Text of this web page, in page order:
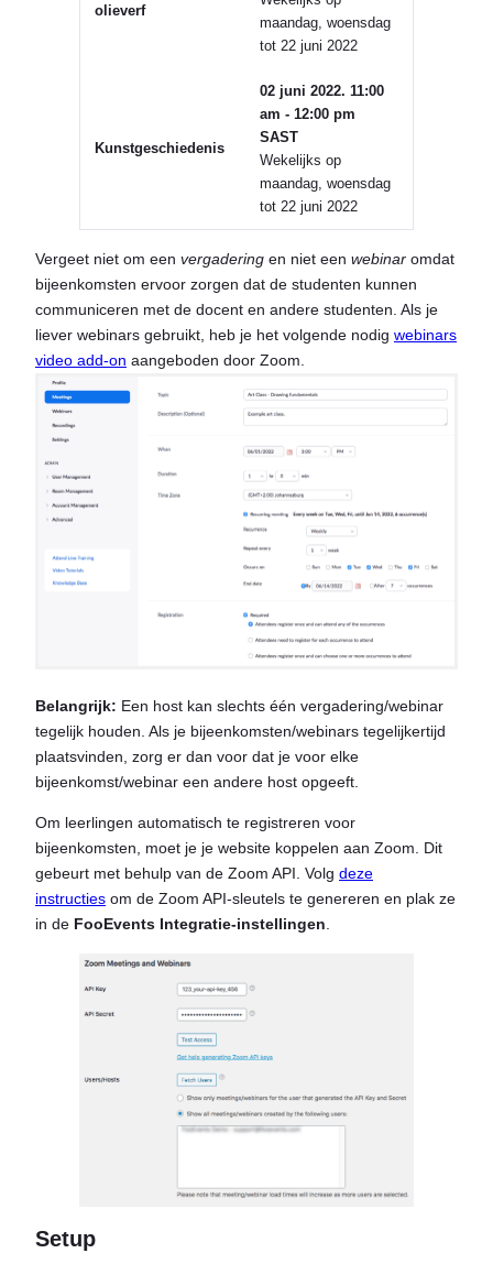
olieverf
maandag, woensdag
tot 22 juni 2022
Kunstgeschiedenis
02 juni 2022. 11:00
am - 12:00 pm
SAST
Wekelijks op
maandag, woensdag
tot 22 juni 2022
Vergeet niet om een vergadering en niet een webinar omdat
bijeenkomsten ervoor zorgen dat de studenten kunnen
communiceren met de docent en andere studenten. Als je
liever webinars gebruikt, heb je het volgende nodig webinars
video add-on aangeboden door Zoom.
Belangrijk: Een host kan slechts één vergadering/webinar
tegelijk houden. Als je bijeenkomsten/webinars tegelijkertijd
plaatsvinden, zorg er dan voor dat je voor elke
bijeenkomst/webinar een andere host opgeeft.
Om leerlingen automatisch te registreren voor
bijeenkomsten, moet je je website koppelen aan Zoom. Dit
gebeurt met behulp van de Zoom API. Volg deze
instructies om de Zoom API-sleutels te genereren en plak ze
in de FooEvents Integratie-instellingen
Setup